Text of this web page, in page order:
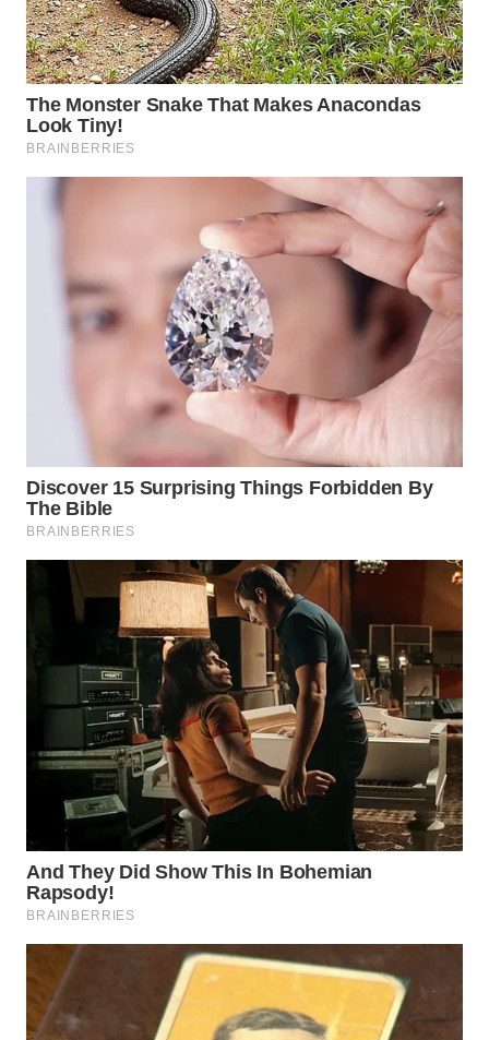
WN
NATUNA
WN
BINTAN
WN
LIKUPANG
BORNEO
Wahana
Media
WAHANA
WAHANA
TANI
WAHANA
ADVOKAT
WAHANA
INFRASTRUKTUR
WAHANA
KONSUMEN
WAHANA